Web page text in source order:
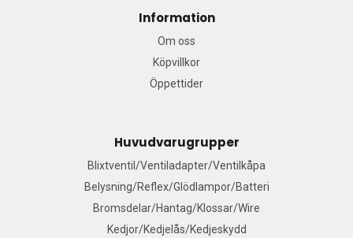
Information
Om oss
Köpvillkor
Öppettider
Huvudvarugrupper
Blixtventil/Ventiladapter/Ventilkåpa
Belysning/Reflex/Glödlampor/Batteri
Bromsdelar/Hantag/Klossar/Wire
Kedjor/Kedjelås/Kedjeskydd